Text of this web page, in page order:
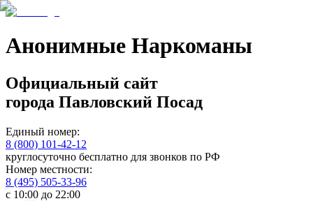
Анонимные Наркоманы
Официальный сайт
города Павловский Посад
Единый номер:
8 (800) 101-42-12
круглосуточно бесплатно для звонков по РФ
Номер местности:
8 (495) 505-33-96
с 10:00 до 22:00